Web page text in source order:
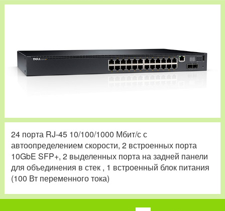
24 порта RJ-45 10/100/1000 Мбит/с с
автоопределением скорости, 2 встроенных порта
10GbE SFP+, 2 выделенных порта на задней панели
для объединения в стек , 1 встроенный блок питания
(100 Вт переменного тока)